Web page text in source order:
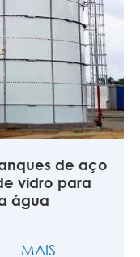
de aço
vidro para
água
MAIS